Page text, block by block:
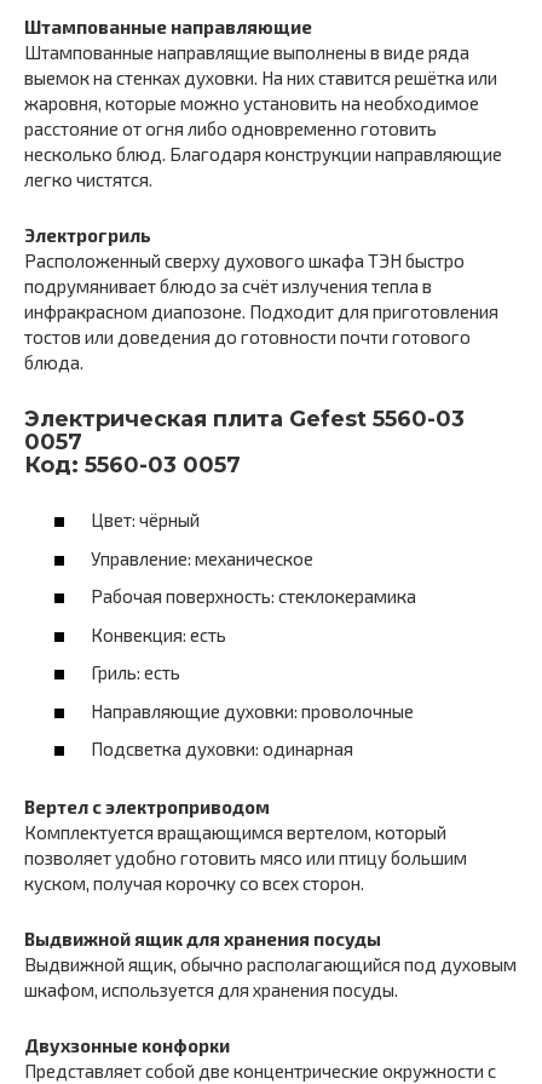
Штампованные направляющие
Штампованные направлящие выполнены в виде ряда
выемок на стенках духовки. На них ставится решётка или
жаровня, которые можно установить на необходимое
расстояние от огня либо одновременно готовить
несколько блюд. Благодаря конструкции направляющие
легко чистятся.
Электрогриль
Расположенный сверху духового шкафа ТЭН быстро
подрумянивает блюдо за счёт излучения тепла в
инфракрасном диапозоне. Подходит для приготовления
тостов или доведения до готовности почти готового
блюда.
Электрическая плита Gefest 5560-03
0057
Код: 5560-03 0057
Цвет: чёрный
Управление: механическое
Рабочая поверхность: стеклокерамика
Конвекция: есть
Гриль: есть
Направляющие духовки: проволочные
Подсветка духовки: одинарная
Вертел c электроприводом
Комплектуется вращающимся вертелом, который
позволяет удобно готовить мясо или птицу большим
куском, получая корочку со всех сторон.
Выдвижной ящик для хранения посуды
Выдвижной ящик, обычно располагающийся под духовым
шкафом, используется для хранения посуды.
Двухзонные конфорки
Представляет собой две концентрические окружности с